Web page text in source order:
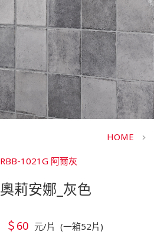
HOME
RBB-1021G 阿爾灰
奧莉安娜_灰色
＄60 元/片 (一箱52片)